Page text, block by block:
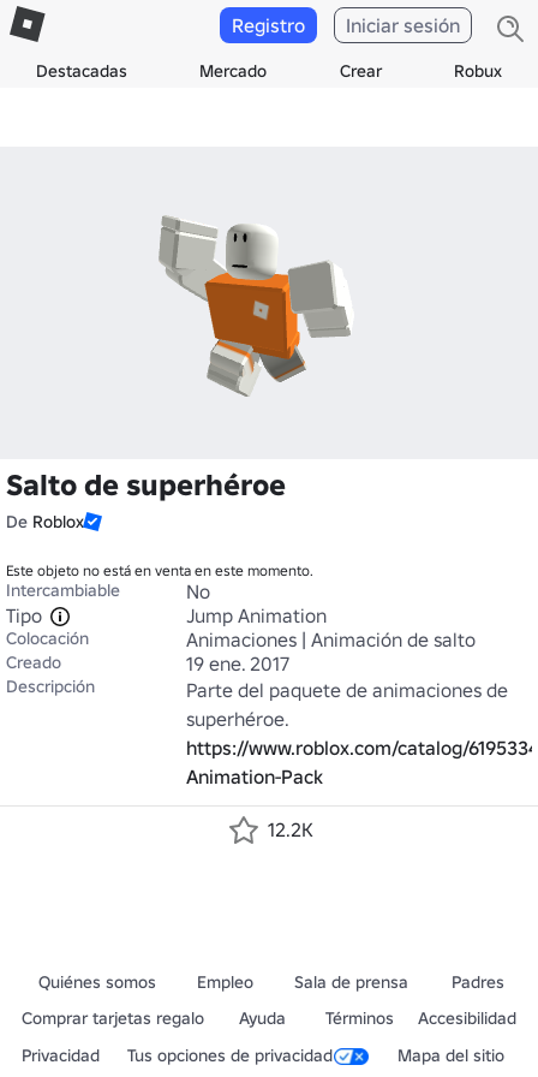
Destacadas Mercado Crear Robux
Registro Iniciar sesión
Salto de superhéroe
De Roblox
Este objeto no está en venta en este momento.
Intercambiable
No
Tipo
Jump Animation
Colocación Animaciones | Animación de salto
Creado 19 ene. 2017
Descripción
Parte del paquete de animaciones de
https://www.roblox.com/catalog/
Animation-Pack
12.2K
Quiénes somos Empleo Sala de prensa
Padres
Comprar tarjetas regalo
Ayuda Términos
Accesibilidad
Privacidad
Tus opciones de privacidad Mapa del sitio